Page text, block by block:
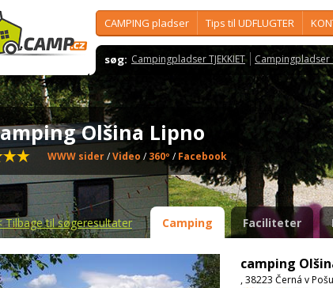
CAMPING pladser Tips til UDFLUGTER
søg: Campingpladser TJEKKIET Campingpladser
Olšina Lipno
WWW sider/Video /360º /Facebook
Tilbage til søgeresultater Camping Faciliteter
camping
, 38223 Černá v